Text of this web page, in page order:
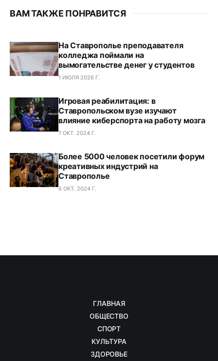
ВАМ ТАКЖЕ ПОНРАВИТСЯ
На Ставрополье преподавателя
колледжа поймали на
вымогательстве денег у студентов
1 ИЮЛЯ 2026 Г.
Игровая реабилитация: в
Ставропольском вузе изучают
влияние киберспорта на работу мозга
7 ОКТ. 2024 Г.
Более 5000 человек посетили форум
креативных индустрий на
Ставрополье
6 ОКТ. 2024 Г.
ГЛАВНАЯ
ОБЩЕСТВО
СПОРТ
КУЛЬТУРА
ЗДОРОВЬЕ